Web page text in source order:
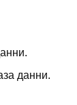
данни.